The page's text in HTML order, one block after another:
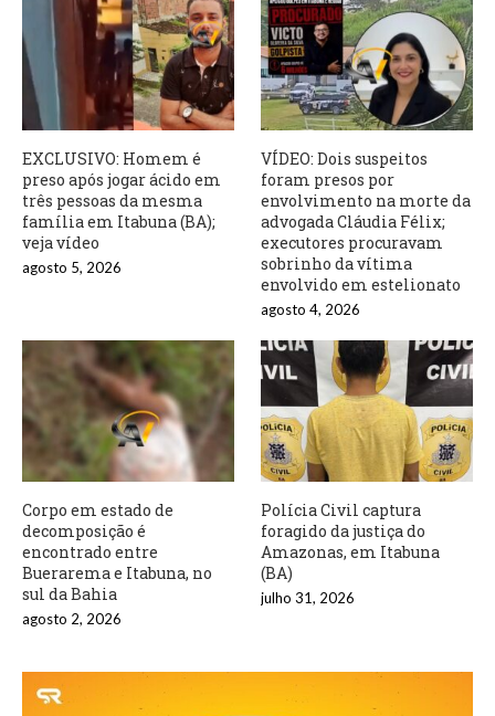
EXCLUSIVO: Homem é
preso após jogar ácido em
três pessoas da mesma
família em Itabuna (BA);
veja vídeo
agosto 5, 2026
VÍDEO: Dois suspeitos
foram presos por
envolvimento na morte da
advogada Cláudia Félix;
executores procuravam
sobrinho da vítima
envolvido em estelionato
agosto 4, 2026
Corpo em estado de
decomposição é
encontrado entre
Buerarema e Itabuna, no
sul da Bahia
agosto 2, 2026
Polícia Civil captura
foragido da justiça do
Amazonas, em Itabuna
(BA)
julho 31, 2026